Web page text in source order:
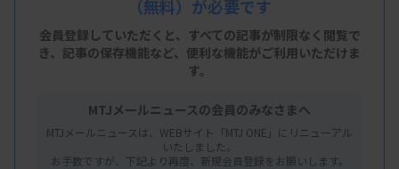
血を適切に管理できる医療機関が同剤を使用するよ
う要請。血中フィブリノゲン値の迅速測定が可能
で、かつこの分野の管理に精通した医師が常駐して
（無料）が必要です
会員登録していただくと、すべての記事が制限なく閲覧で
き、 記事の保存機能など、便利な機能がご利用いただけま
す。
MTJメールニュースの会員のみなさまへ
MTJメールニュースは、WEBサイト「MTJ ONE」にリニューアル
いたしました。
お手数ですが、下記より再度、新規会員登録をお願いします。